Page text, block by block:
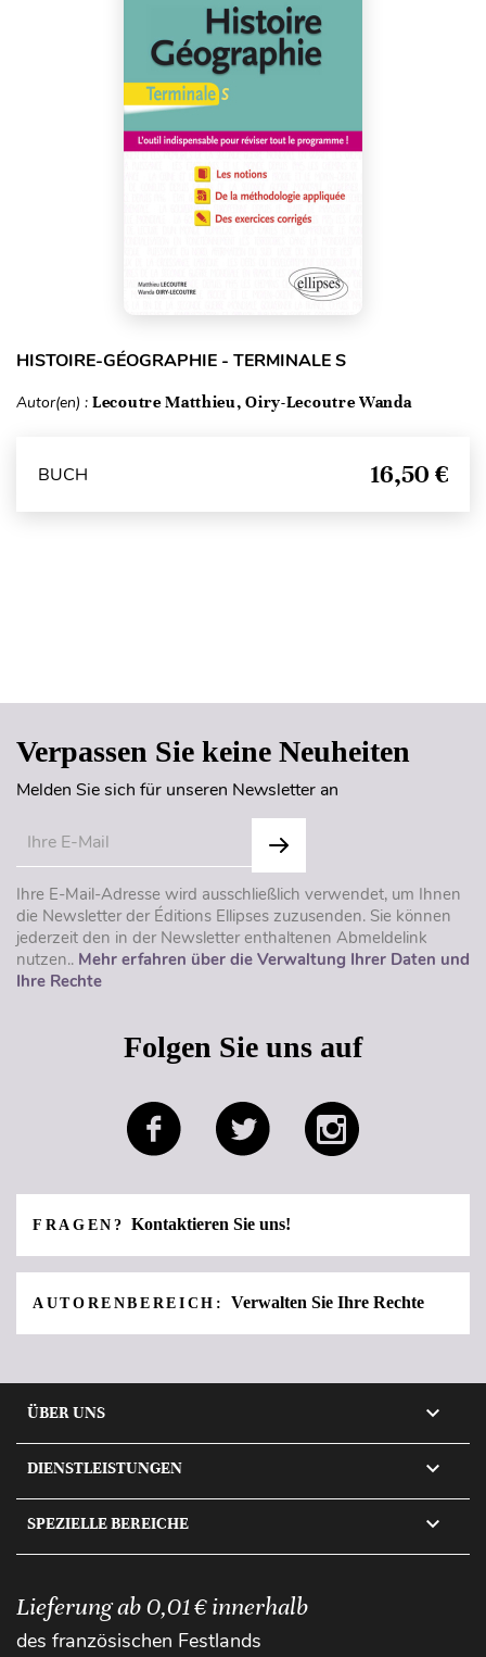
HISTOIRE-GÉOGRAPHIE - TERMINALE S
Autor(en) : Lecoutre Matthieu, Oiry-Lecoutre Wanda
BUCH 16,50 €
Verpassen Sie keine Neuheiten
Melden Sie sich für unseren Newsletter an
Ihre E-Mail-Adresse wird ausschließlich verwendet, um Ihnen
die Newsletter der Éditions Ellipses zuzusenden. Sie können
jederzeit den in der Newsletter enthaltenen Abmeldelink
nutzen.. Mehr erfahren über die Verwaltung Ihrer Daten und
Ihre Rechte
Folgen Sie uns auf
FRAGEN?Kontaktieren Sie uns!
AUTORENBEREICH: Verwalten Sie Ihre Rechte
ÜBER UNS 
DIENSTLEISTUNGEN 
SPEZIELLE BEREICHE 
Lieferung ab 0,01 € innerhalb
des französischen Festlands